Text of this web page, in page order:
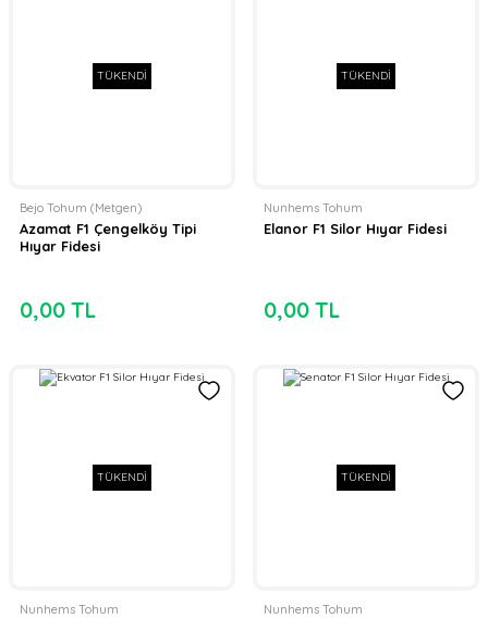
TÜKENDİ
Bejo Tohum (Metgen)
Azamat F1 Çengelköy Tipi
Hıyar Fidesi
0,00 TL
TÜKENDİ
Nunhems Tohum
Elanor F1 Silor Hıyar Fidesi
0,00 TL
TÜKENDİ
Nunhems Tohum
TÜKENDİ
Nunhems Tohum